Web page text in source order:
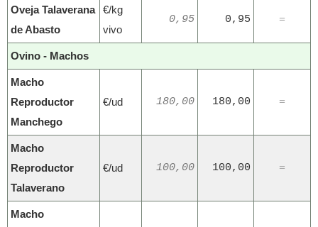
Oveja Talaverana
de Abasto
€/kg
vivo
0,95 0,95 =
Ovino - Machos
Macho
Reproductor
Manchego
€/ud 180,00 180,00 =
Macho
Reproductor
Talaverano
€/ud 100,00 100,00 =
Macho